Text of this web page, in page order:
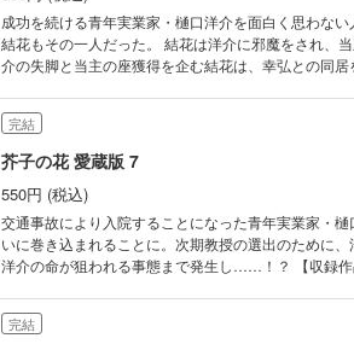
成功を続ける青年実業家・樋口洋介を面白く思わな
結花もその一人だった。 結花は洋介に邪魔をされ、
介の失脚と当主の座獲得を企む結花は、幸弘との同
炎」 ・VOL.31「天使の偶像」 ・VOL.32「ミセス・メ
完結
芥子の花 愛蔵版 7
550円 (税込)
交通事故により入院することになった青年実業家・
いに巻き込まれることに。次期教授の選出のために
洋介の命が狙われる事態まで発生し……！？ 【収録作品】 ・VOL.33「雪の古里」 ・VOL.34「憎しみの外科病
完結